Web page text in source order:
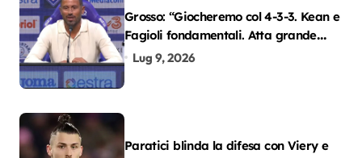
Grosso: “Giocheremo col 4-3-3. Kean e
Fagioli fondamentali. Atta grande
colpo”
Lug 9, 2026
Paratici blinda la difesa con Viery e